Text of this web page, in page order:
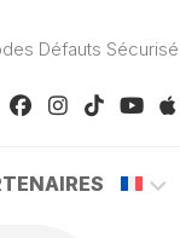
Défauts Sécurisé